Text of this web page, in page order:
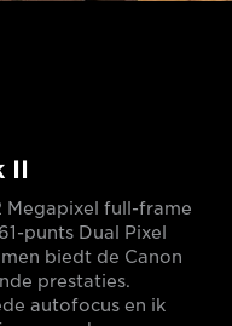
II
Megapixel full-frame
punts Dual Pixel
biedt de Canon
prestaties.
autofocus en ik